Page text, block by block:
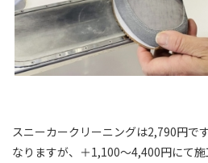
スニーカークリーニングは2,790円で
なりますが、＋1,100～4,400円にて施